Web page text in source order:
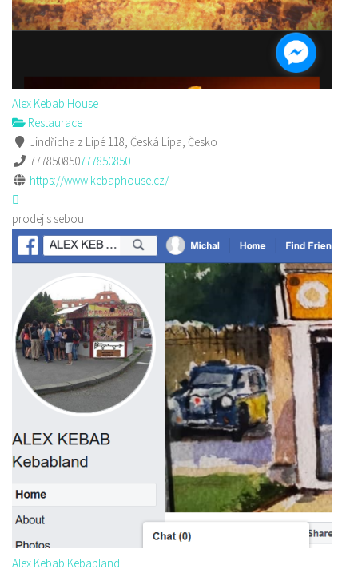
Alex Kebab House
Restaurace
Jindřicha z Lipé 118, Česká Lípa, Česko
777850850777850850
https://www.kebaphouse.cz/
prodej s sebou
Alex Kebab Kebabland